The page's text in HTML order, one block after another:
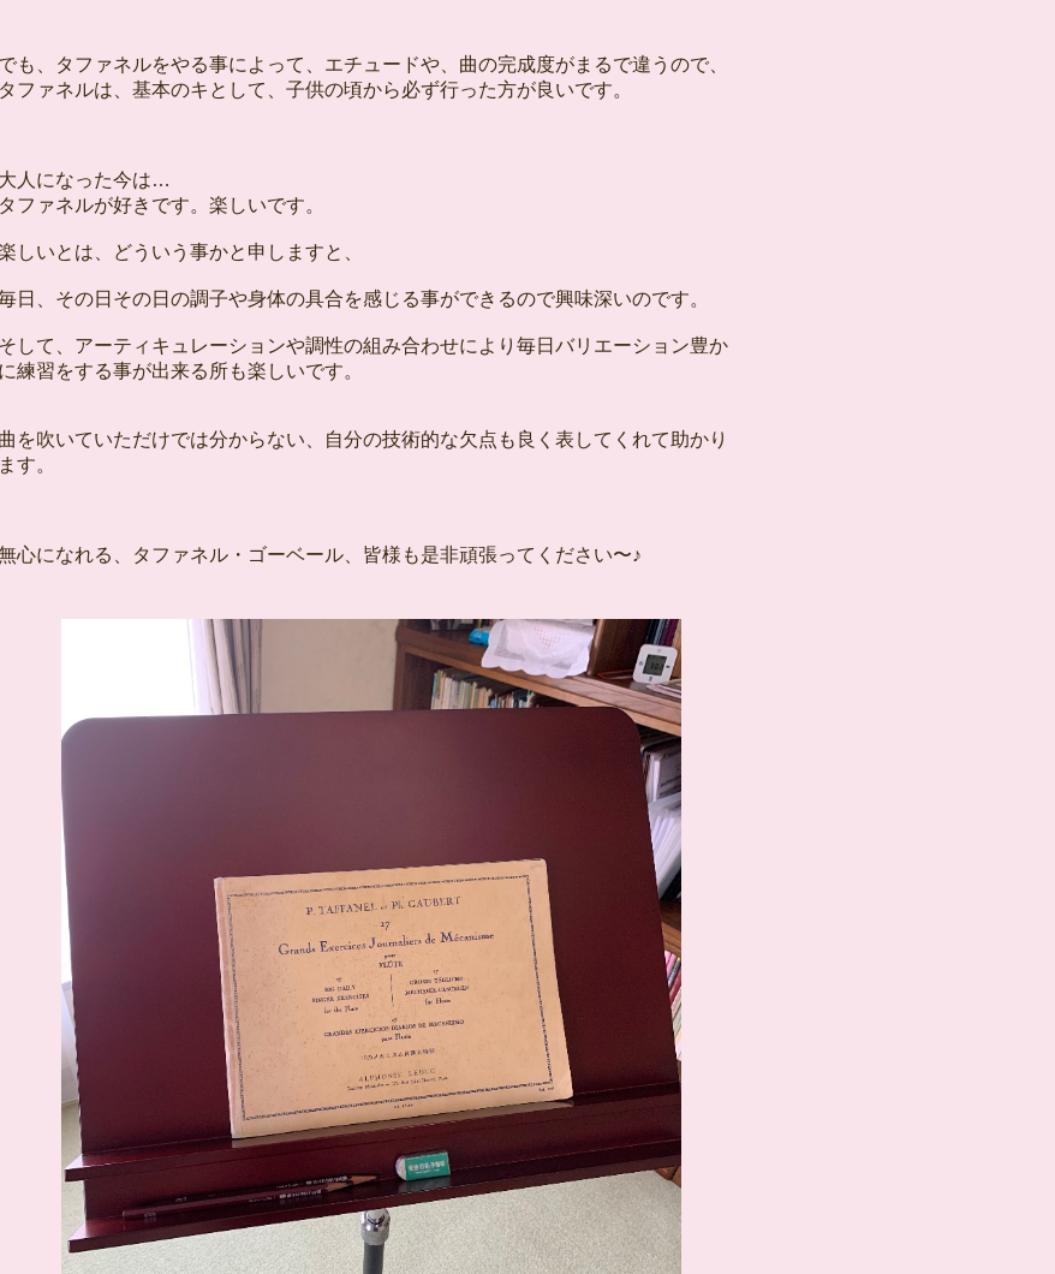
でも、タファネルをやる事によって、エチュードや、曲の完成度がまるで違うので、
タファネルは、基本のキとして、子供の頃から必ず行った方が良いです。
大人になった今は…
タファネルが好きです。楽しいです。
しいとは、どういう事かと申しますと、
日、その日その日の調子や身体の具合を感じる事ができるので興味深いのです。
そして、アーティキュレーションや調性の組み合わせにより毎日バリエーション豊か
に練習をする事が出来る所も楽しいです。
曲を吹いていただけでは分からない、自分の技術的な欠点も良く表してくれて助かり
ます。
心になれる、タファネル・ゴーベール、皆様も是非頑張ってください〜♪